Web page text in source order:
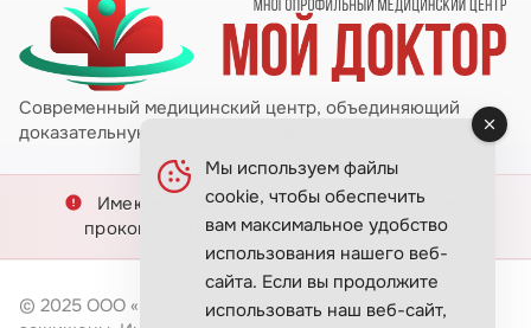
Современный медицинский центр, объединяющий
доказательную медицину и цифровые технологии.
Имеются противопоказания. Необходимо
проконсультироваться со специалистом.
© 2025 ООО «КЛИНИКА МОЙ ДОКТОР». Все права
Мы используем файлы
cookie, чтобы обеспечить
вам максимальное удобство
использования нашего веб-
сайта. Если вы продолжите
использовать наш веб-сайт,